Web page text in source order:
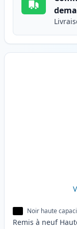
Noir haute
Remis à neuf